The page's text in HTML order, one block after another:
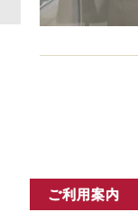
ご利用案内